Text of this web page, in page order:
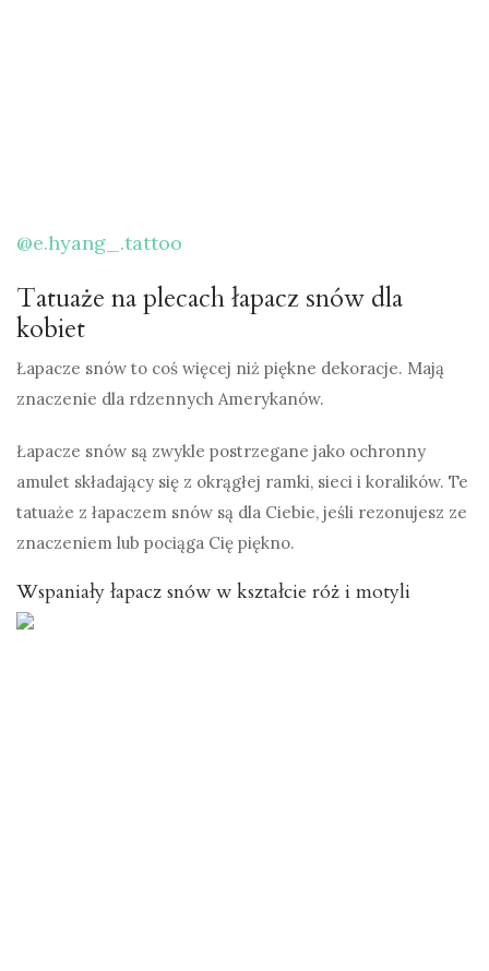
@e.hyang_.tattoo
Tatuaże na plecach łapacz snów dla
kobiet
Łapacze snów to coś więcej niż piękne dekoracje. Mają
znaczenie dla rdzennych Amerykanów.
Łapacze snów są zwykle postrzegane jako ochronny
amulet składający się z okrągłej ramki, sieci i koralików. Te
tatuaże z łapaczem snów są dla Ciebie, jeśli rezonujesz ze
znaczeniem lub pociąga Cię piękno.
Wspaniały łapacz snów w kształcie róż i motyli